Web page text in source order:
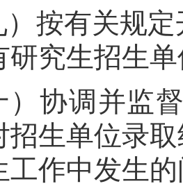
）按有关规
研究生招生
）协调并监
招生单位录
工作中发生